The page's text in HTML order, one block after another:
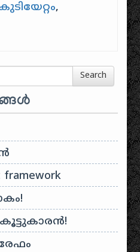
,
Search
framework